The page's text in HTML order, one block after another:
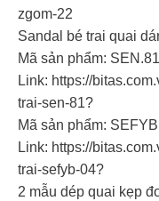
zgom-22
Sandal bé trai quai
Mã sản phẩm: SEN.81
Link: https://
trai-sen-81?
Mã sản phẩm:
Link: https://
trai-sefyb-04?
2 mẫu dép quai kẹp